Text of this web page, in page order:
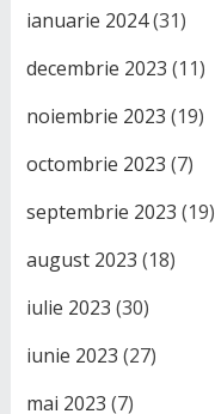
ianuarie 2024(31)
decembrie 2023 (11)
noiembrie 2023 (19)
octombrie 2023 (7)
septembrie 2023 (19)
august 2023 (18)
iulie 2023 (30)
iunie 2023 (27)
mai 2023 (7)